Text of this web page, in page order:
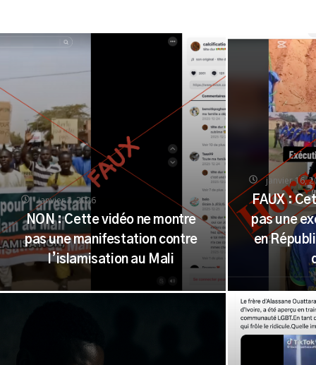
janvier 2, 2026
NON : Cette vidéo ne montre
pas une manifestation contre
l’islamisation au Mali
janvier 16,
FAUX :
pas une
en